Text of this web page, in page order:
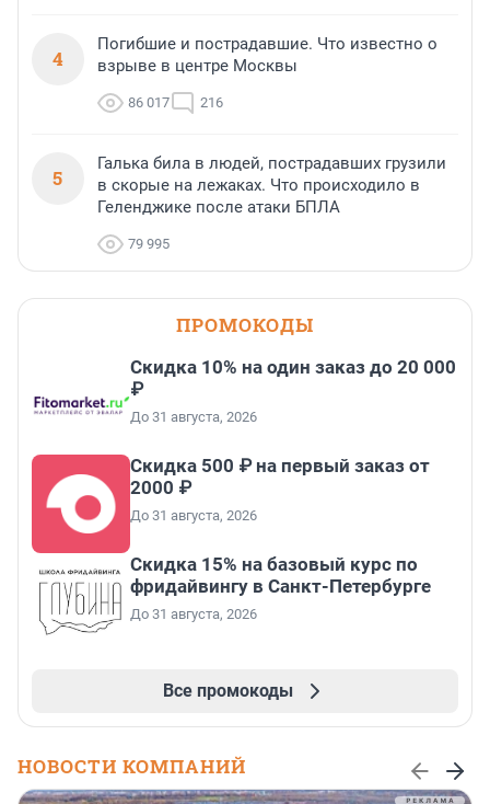
4
Погибшие и пострадавшие. Что известно о
взрыве в центре Москвы
86 017 216
5
Галька била в людей, пострадавших грузили
в скорые на лежаках. Что происходило в
Геленджике после атаки БПЛА
79 995
ПРОМОКОДЫ
Скидка 10% на один заказ до 20 000
₽
До 31 августа, 2026
Скидка 500 ₽ на первый заказ от
2000 ₽
До 31 августа, 2026
Скидка 15% на базовый курс по
фридайвингу в Санкт-Петербурге
До 31 августа, 2026
Все промокоды
НОВОСТИ КОМПАНИЙ